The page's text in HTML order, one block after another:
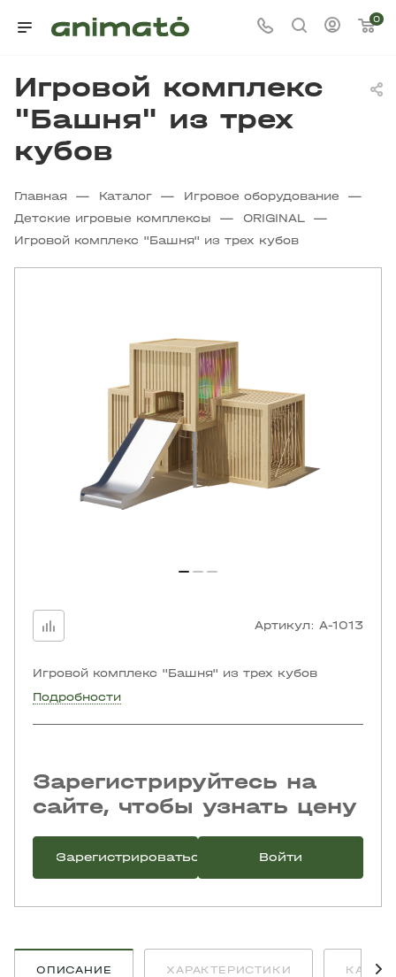
0
Игровой комплекс
"Башня" из трех
кубов
Главная — Каталог — Игровое оборудование —
Детские игровые комплексы — ORIGINAL —
Игровой комплекс "Башня" из трех кубов
Артикул: A-1013
Игровой комплекс "Башня" из трех кубов
Подробности
Зарегистрируйтесь на
сайте, чтобы узнать цену
Зарегистрироваться Войти
ОПИСАНИЕ ХАРАКТЕРИСТИКИ КАК